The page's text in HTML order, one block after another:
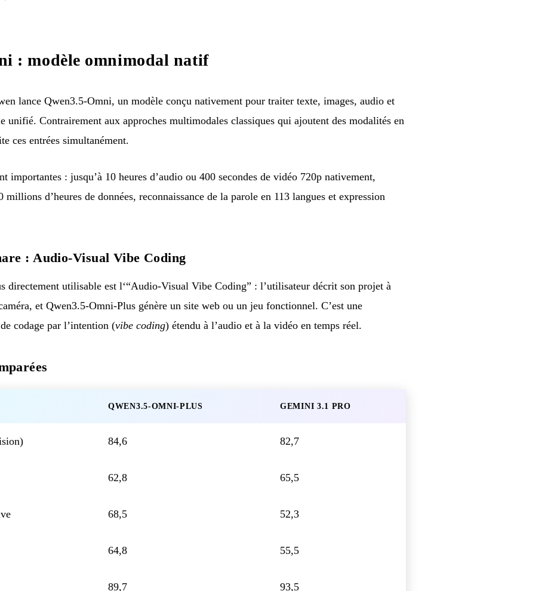
: modèle omnimodal natif
lance Qwen3.5-Omni, un modèle conçu nativement pour traiter texte, images, audio et
unifié. Contrairement aux approches multimodales classiques qui ajoutent des modalités en
ces entrées simultanément.
importantes : jusqu’à 10 heures d’audio ou 400 secondes de vidéo 720p nativement,
millions d’heures de données, reconnaissance de la parole en 113 langues et expression
: Audio-Visual Vibe Coding
directement utilisable est l‘“Audio-Visual Vibe Coding” : l’utilisateur décrit son projet à
et Qwen3.5-Omni-Plus génère un site web ou un jeu fonctionnel. C’est une
codage par l’intention (vibe coding) étendu à l’audio et à la vidéo en temps réel.
QWEN3.5-OMNI-PLUS GEMINI 3.1 PRO
84,6 82,7
62,8 65,5
68,5 52,3
64,8 55,5
89,7 93,5